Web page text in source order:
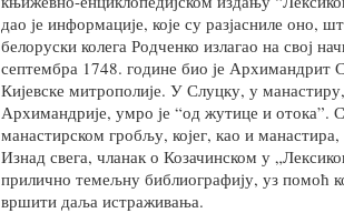
дао је информације, које су разјасниле оно,
белоруски колега Родченко излагао на свој
септембра 1748. године био је Архимандрит
Кијевске митрополије. У Слуцку, у
Архимандрије, умро је “од жутице и отока”.
манастирском гробљу, којег, као и
Изнад свега, чланак о Козачинском у
прилично темељну библиографију, уз помоћ
вршити даља истраживања.